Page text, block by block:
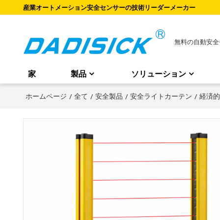
産業オートメーション安全センサーの技術リーダーメーカー
無料の自動安
家 製品 ソリューション
ホームページ / 全て / 安全製品 / 安全ライトカーテン / 経済